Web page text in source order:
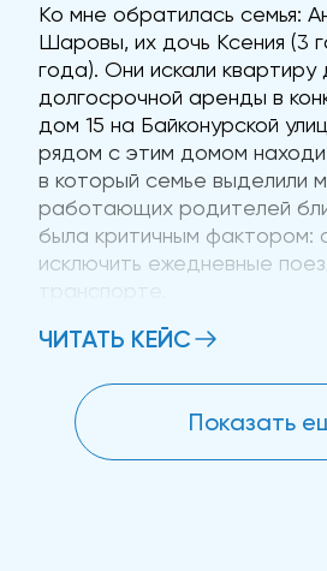
Ко мне обратилась семья:
Шаровы, их дочь Ксения (3
года). Они искали квартиру
долгосрочной аренды в
дом 15 на Байконурской
рядом с этим домом
в который семье выделили
работающих родителей
была критичным фактором:
исключить ежедневные
Бюджет — 48 000 рублей в
платежеспособные, с
историей, готовые внести
ЧИТАТЬ КЕЙС
Показать